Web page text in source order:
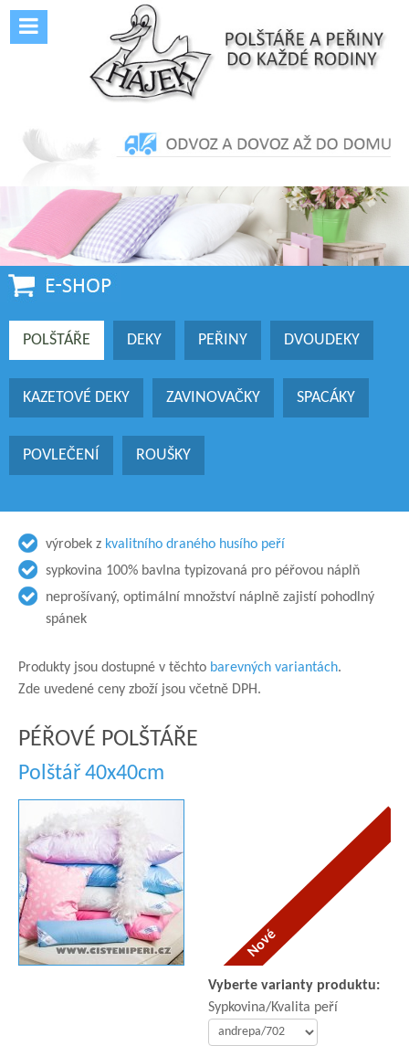
POLŠTÁŘE DEKY PEŘINY DVOUDEKY
KAZETOVÉ DEKY ZAVINOVAČKY SPACÁKY
POVLEČENÍ ROUŠKY
výrobek z kvalitního draného husího peří
sypkovina 100% bavlna typizovaná pro péřovou náplň
neprošívaný, optimální množství náplně zajistí pohodlný
spánek
Produkty jsou dostupné v těchto barevných variantách.
Zde uvedené ceny zboží jsou včetně DPH.
PÉŘOVÉ POLŠTÁŘE
Polštář 40x40cm
Vyberte varianty produktu:
Sypkovina/Kvalita peří